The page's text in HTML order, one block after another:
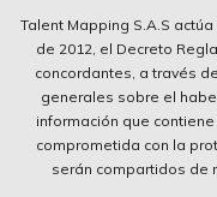
Talent Mapping S.A.S
de 2012, el Decreto
concordantes, a través
generales sobre el
información que
comprometida con la
serán compartidos de